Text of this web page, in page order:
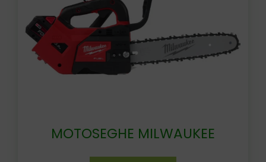
MOTOSEGHE MILWAUKEE